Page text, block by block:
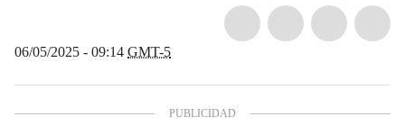
06/05/2025 - 09:14 GMT-5